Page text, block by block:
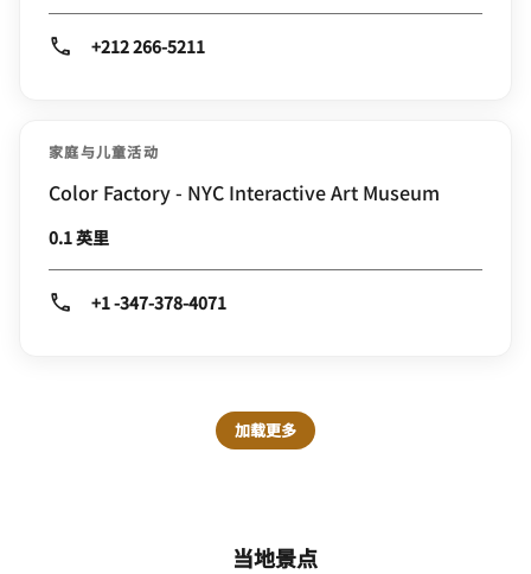
+212 266-5211
家庭与儿童活动
Color Factory - NYC Interactive Art Museum
0.1 英里
+1 -347-378-4071
加载更多
当地景点